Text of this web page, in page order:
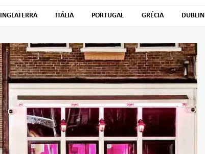
INGLATERRA ITÁLIA PORTUGAL GRÉCIA DUBLIN